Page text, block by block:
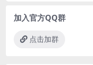
加入官方QQ群
点击加群